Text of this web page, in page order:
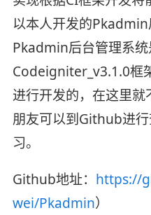
以本人开发的Pkadmin
Pkadmin后台管理系统
Codeigniter_v3.1.0框
进行开发的，在这里
朋友可以到Github进
习。
Github地址： https://
wei/Pkadmin）